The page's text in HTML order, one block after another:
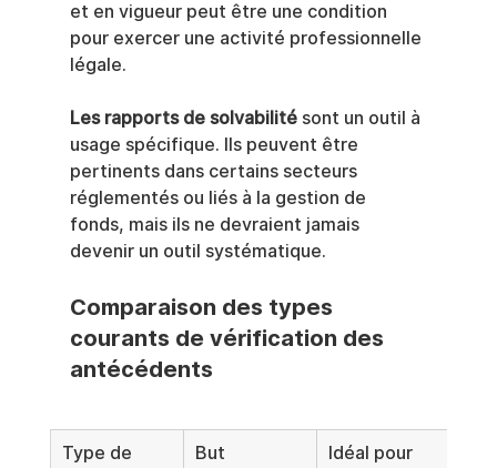
et en vigueur peut être une condition
pour exercer une activité professionnelle
légale.
Les rapports de solvabilité sont un outil à
usage spécifique. Ils peuvent être
pertinents dans certains secteurs
réglementés ou liés à la gestion de
fonds, mais ils ne devraient jamais
devenir un outil systématique.
Comparaison des types
courants de vérification des
antécédents
Type de
But
Idéal pour